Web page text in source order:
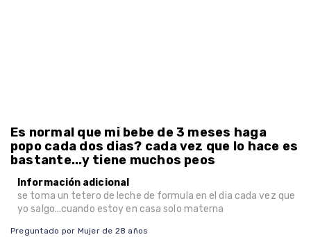
Es normal que mi bebe de 3 meses haga
popo cada dos dias? cada vez que lo hace es
bastante...y tiene muchos peos
Información adicional
se toma un tetero de leche de formula en el dia cada vez que
yo salgo...cuando estoy en casa solo materna
Preguntado por Mujer de 28 años